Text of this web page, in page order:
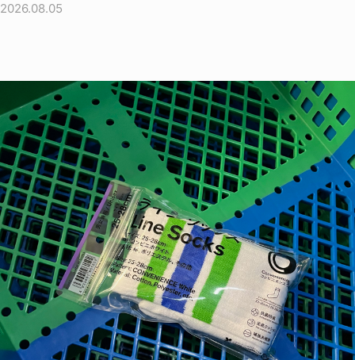
2026.08.05